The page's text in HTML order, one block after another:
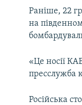
Раніше, 22
на
«Це носії
пресслужба
Російська